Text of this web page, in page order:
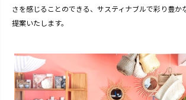
さを感じることのできる、サスティナブルで彩り豊か
提案いたします。